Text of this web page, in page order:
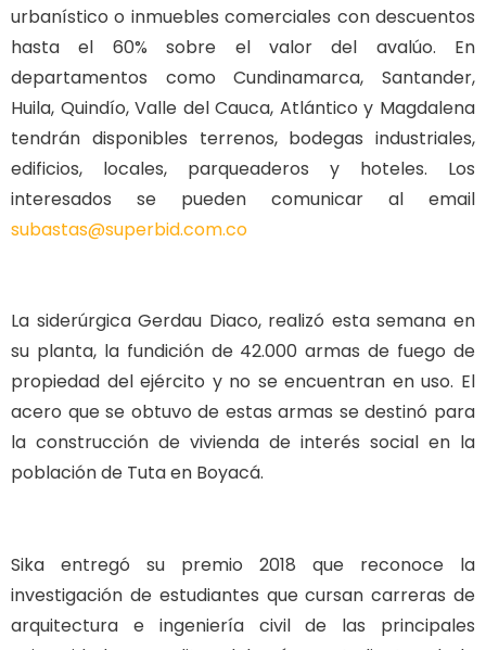
urbanístico o inmuebles comerciales con descuentos
hasta el 60% sobre el valor del avalúo. En
departamentos como Cundinamarca, Santander,
Huila, Quindío, Valle del Cauca, Atlántico y Magdalena
tendrán disponibles terrenos, bodegas industriales,
edificios, locales, parqueaderos y hoteles. Los
interesados se pueden comunicar al email
subastas@superbid.com.co
La siderúrgica Gerdau Diaco, realizó esta semana en
su planta, la fundición de 42.000 armas de fuego de
propiedad del ejército y no se encuentran en uso. El
acero que se obtuvo de estas armas se destinó para
la construcción de vivienda de interés social en la
población de Tuta en Boyacá.
Sika entregó su premio 2018 que reconoce la
investigación de estudiantes que cursan carreras de
arquitectura e ingeniería civil de las principales